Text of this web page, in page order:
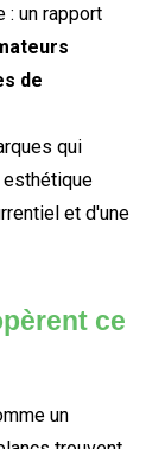
: un rapport
de
qui
et d'une
ce
un